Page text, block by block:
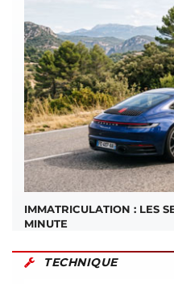
IMMATRICULATION : LES
MINUTE
TECHNIQUE